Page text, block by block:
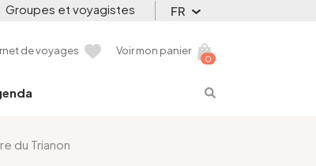
Groupes et voyagistes FR
de voyages
0
Voir mon panier
du Trianon